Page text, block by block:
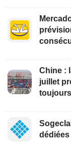
Chine :
juillet